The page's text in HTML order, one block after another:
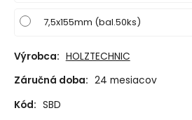
7,5x155mm (bal.50ks)
Výrobca: HOLZTECHNIC
Záručná doba: 24 mesiacov
Kód: SBD